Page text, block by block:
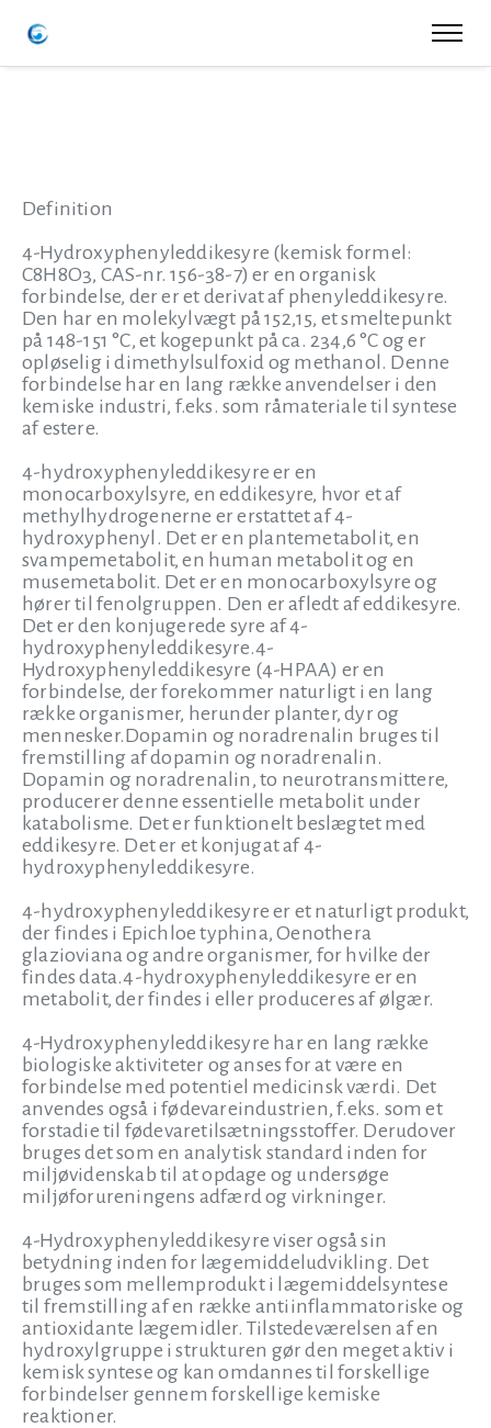
Definition
4-Hydroxyphenyleddikesyre (kemisk formel:
C8H8O3, CAS-nr. 156-38-7) er en organisk
forbindelse, der er et derivat af phenyleddikesyre.
Den har en molekylvægt på 152,15, et smeltepunkt
på 148-151 °C, et kogepunkt på ca. 234,6 °C og er
opløselig i dimethylsulfoxid og methanol. Denne
forbindelse har en lang række anvendelser i den
kemiske industri, f.eks. som råmateriale til syntese
af estere.
4-hydroxyphenyleddikesyre er en
monocarboxylsyre, en eddikesyre, hvor et af
methylhydrogenerne er erstattet af 4-
hydroxyphenyl. Det er en plantemetabolit, en
svampemetabolit, en human metabolit og en
musemetabolit. Det er en monocarboxylsyre og
hører til fenolgruppen. Den er afledt af eddikesyre.
Det er den konjugerede syre af 4-
hydroxyphenyleddikesyre.4-
Hydroxyphenyleddikesyre (4-HPAA) er en
forbindelse, der forekommer naturligt i en lang
række organismer, herunder planter, dyr og
mennesker.Dopamin og noradrenalin bruges til
fremstilling af dopamin og noradrenalin.
Dopamin og noradrenalin, to neurotransmittere,
producerer denne essentielle metabolit under
katabolisme. Det er funktionelt beslægtet med
eddikesyre. Det er et konjugat af 4-
hydroxyphenyleddikesyre.
4-hydroxyphenyleddikesyre er et naturligt produkt,
der findes i Epichloe typhina, Oenothera
glazioviana og andre organismer, for hvilke der
findes data.4-hydroxyphenyleddikesyre er en
metabolit, der findes i eller produceres af ølgær.
4-Hydroxyphenyleddikesyre har en lang række
biologiske aktiviteter og anses for at være en
forbindelse med potentiel medicinsk værdi. Det
anvendes også i fødevareindustrien, f.eks. som et
forstadie til fødevaretilsætningsstoffer. Derudover
bruges det som en analytisk standard inden for
miljøvidenskab til at opdage og undersøge
miljøforureningens adfærd og virkninger.
4-Hydroxyphenyleddikesyre viser også sin
betydning inden for lægemiddeludvikling. Det
bruges som mellemprodukt i lægemiddelsyntese
til fremstilling af en række antiinflammatoriske og
antioxidante lægemidler. Tilstedeværelsen af en
hydroxylgruppe i strukturen gør den meget aktiv i
kemisk syntese og kan omdannes til forskellige
forbindelser gennem forskellige kemiske
reaktioner.